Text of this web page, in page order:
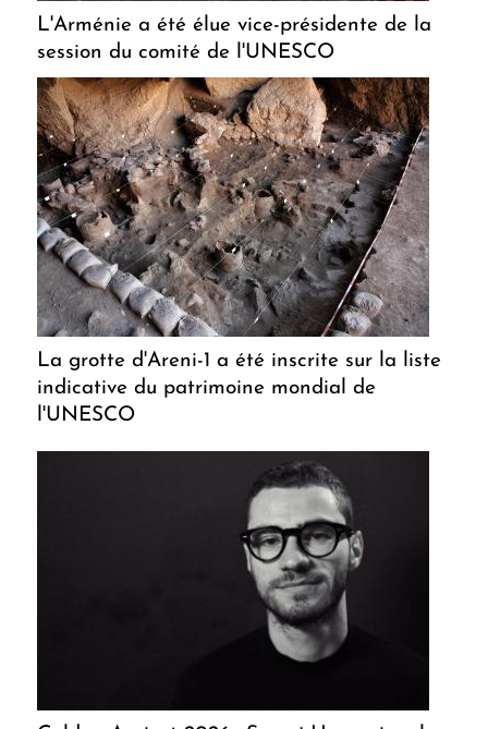
L'Arménie a été élue vice-présidente de la
session du comité de l'UNESCO
La grotte d'Areni-1 a été inscrite sur la liste
indicative du patrimoine mondial de
l'UNESCO